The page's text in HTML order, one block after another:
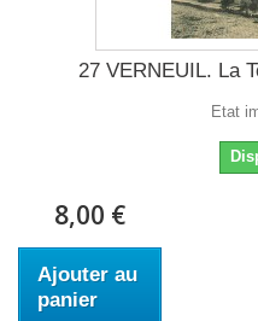
27 VERNEUIL. La
Etat
8,00 €
Ajouter au
panier